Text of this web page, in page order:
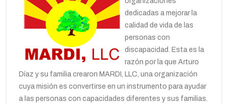
dedicadas a mejorar la
calidad de vida de las
personas con
discapacidad. Esta es la
razón por la que Arturo
Díaz y su familia crearon MARDI, LLC, una organización
cuya misión es convertirse en un instrumento para ayudar
a las personas con capacidades diferentes y sus familias.